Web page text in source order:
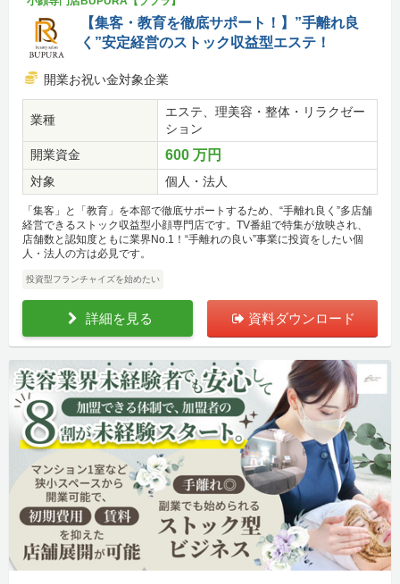
【集客・教育を徹底サポート！】”手離れ良
く”安定経営のストック収益型エステ！
開業お祝い金対象企業
業種
エステ、理美容・整体・リラクゼー
ション
開業資金
600 万円
対象 個人・法人
「集客」と「教育」を本部で徹底サポートするため、“手離れ良く”多店舗
経営できるストック収益型小顔専門店です。TV番組で特集が放映され、
店舗数と認知度ともに業界No.1！“手離れの良い”事業に投資をしたい個
人・法人の方は必見です。
投資型フランチャイズを始めたい
詳細を見る 資料ダウンロード